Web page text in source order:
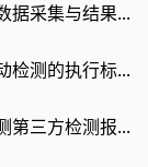
据采集与结果...
检测的执行标...
第三方检测报...